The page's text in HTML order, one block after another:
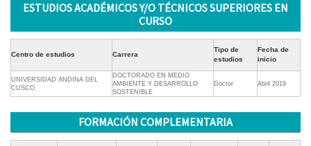
ESTUDIOS ACADÉMICOS Y/O TÉCNICOS SUPERIORES EN
CURSO
Centro de estudios Carrera
Tipo de
estudios
Fecha de
inicio
UNIVERSIDAD ANDINA DEL
CUSCO
DOCTORADO EN MEDIO
AMBIENTE Y DESARROLLO
SOSTENIBLE
Doctor Abril 2019
FORMACIÓN COMPLEMENTARIA